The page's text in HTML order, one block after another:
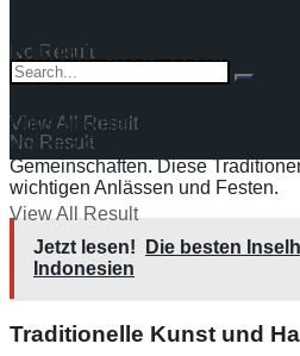
No Result
View All Result
No Result
View All Result
Kultur und
Kunst und Handwerk. Sie hat tiefe
und den Glaubenssätzen der
Gemeinschaften. Diese
wichtigen Anlässen und Festen.
Jetzt lesen!
Die besten
Indonesien
Traditionelle Kunst und